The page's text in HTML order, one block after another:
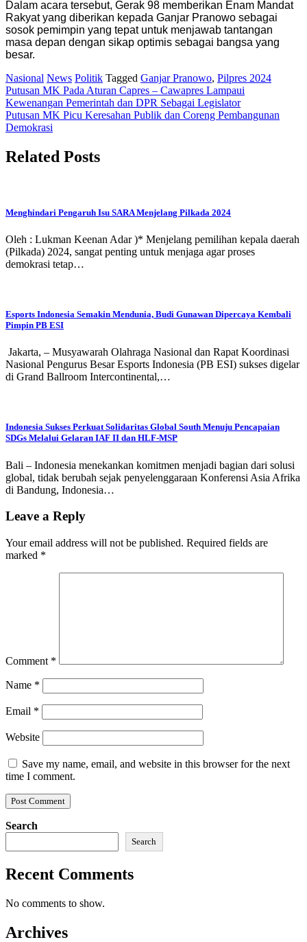
Dalam acara tersebut, Gerak 98 memberikan Enam Mandat
Rakyat yang diberikan kepada Ganjar Pranowo sebagai
sosok pemimpin yang tepat untuk menjawab tantangan
masa depan dengan sikap optimis sebagai bangsa yang
besar.
Nasional News Politik Tagged Ganjar Pranowo, Pilpres 2024
Post
navigation
Putusan MK Pada Aturan Capres – Cawapres Lampaui
Kewenangan Pemerintah dan DPR Sebagai Legislator
Putusan MK Picu Keresahan Publik dan Coreng Pembangunan
Demokrasi
Related Posts
Menghindari Pengaruh Isu SARA Menjelang Pilkada 2024
Oleh : Lukman Keenan Adar )* Menjelang pemilihan kepala daerah
(Pilkada) 2024, sangat penting untuk menjaga agar proses
demokrasi tetap…
Esports Indonesia Semakin Mendunia, Budi Gunawan Dipercaya Kembali
Pimpin PB ESI
Jakarta, – Musyawarah Olahraga Nasional dan Rapat Koordinasi
Nasional Pengurus Besar Esports Indonesia (PB ESI) sukses digelar
di Grand Ballroom Intercontinental,…
Indonesia Sukses Perkuat Solidaritas Global South Menuju Pencapaian
SDGs Melalui Gelaran IAF II dan HLF-MSP
Bali – Indonesia menekankan komitmen menjadi bagian dari solusi
global, tidak berubah sejak penyelenggaraan Konferensi Asia Afrika
di Bandung, Indonesia…
Leave a Reply
Your email address will not be published. Required fields are
marked *
Comment *
Name *
Email *
Website
Save my name, email, and website in this browser for the next
time I comment.
Search
Search
Recent Comments
No comments to show.
Archives